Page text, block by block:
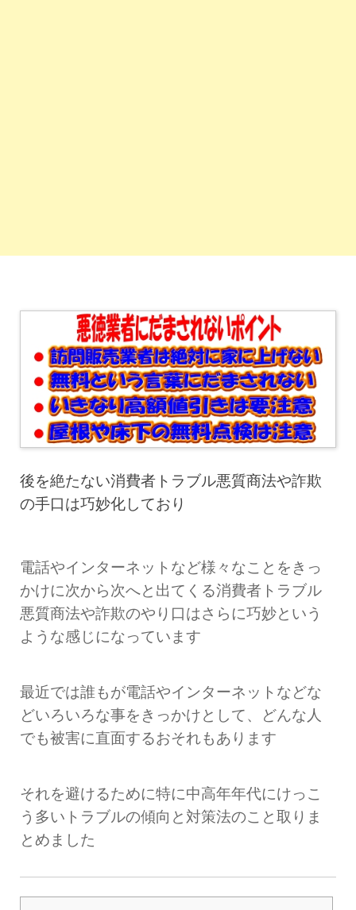
後を絶たない消費者トラブル悪質商法や詐欺
の手口は巧妙化しており
電話やインターネットなど様々なことをきっ
かけに次から次へと出てくる消費者トラブル
悪質商法や詐欺のやり口はさらに巧妙という
ような感じになっています
最近では誰もが電話やインターネットなどな
どいろいろな事をきっかけとして、どんな人
でも被害に直面するおそれもあります
それを避けるために特に中高年年代にけっこ
う多いトラブルの傾向と対策法のこと取りま
とめました